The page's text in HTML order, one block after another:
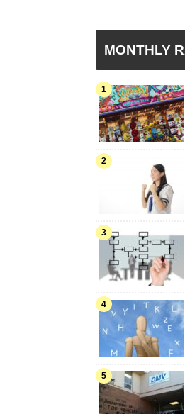
MONTHLY